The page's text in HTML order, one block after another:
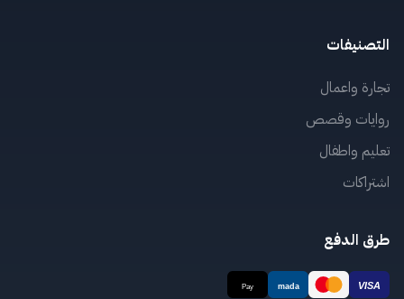
التصنيفات
تجارة واعمال
روايات وقصص
تعليم واطفال
اشتراكات
طرق الدفع